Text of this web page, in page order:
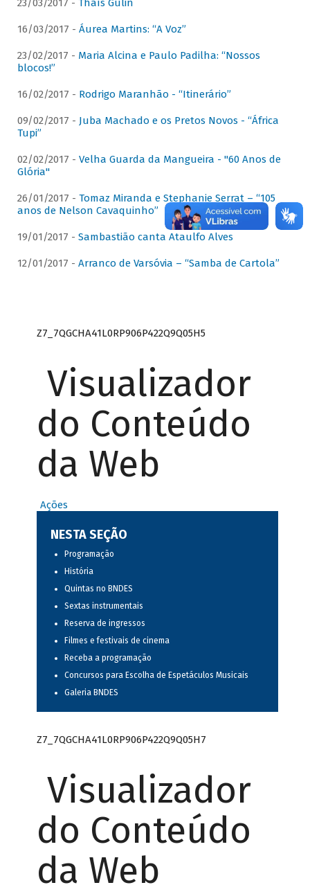
23/03/2017 - Thaís Gulin
16/03/2017 - Áurea Martins: “A Voz”
23/02/2017 - Maria Alcina e Paulo Padilha: “Nossos
blocos!”
16/02/2017 - Rodrigo Maranhão - “Itinerário”
09/02/2017 - Juba Machado e os Pretos Novos - “África
Tupi”
02/02/2017 - Velha Guarda da Mangueira - "60 Anos de
Glória"
26/01/2017 - Tomaz Miranda e Stephanie Serrat – “105
anos de Nelson Cavaquinho”
19/01/2017 - Sambastião canta Ataulfo Alves
12/01/2017 - Arranco de Varsóvia – “Samba de Cartola”
Z7_7QGCHA41L0RP906P422Q9Q05H5
Visualizador
do Conteúdo
da Web
Ações
NESTA SEÇÃO
Programação
História
Quintas no BNDES
Sextas instrumentais
Reserva de ingressos
Filmes e festivais de cinema
Receba a programação
Concursos para Escolha de Espetáculos Musicais
Galeria BNDES
Z7_7QGCHA41L0RP906P422Q9Q05H7
Visualizador
do Conteúdo
da Web